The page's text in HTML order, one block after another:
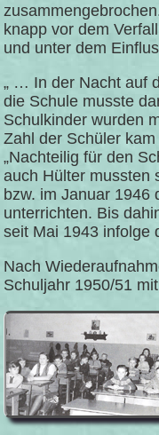
knapp vor dem
und unter dem
„ … In der Nacht auf
die Schule musste
Schulkinder wurden
Zahl der Schüler
„Nachteilig für den
auch Hülter mussten
bzw. im Januar 1946
unterrichten. Bis
seit Mai 1943 infolge
Nach
Schuljahr 1950/51